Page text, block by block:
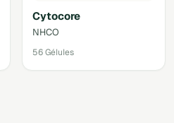
Cytocore
NHCO
56 Gélules